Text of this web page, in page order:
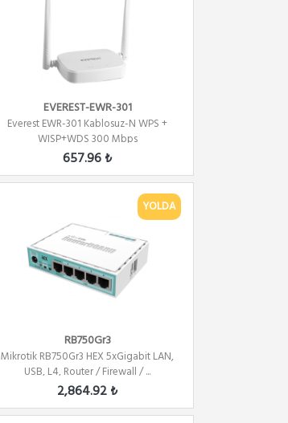
EVEREST-EWR-301
Everest EWR-301 Kablosuz-N WPS +
WISP+WDS 300 Mbps
Repeater+Access...
657.96 ₺
YOLDA
RB750Gr3
Mikrotik RB750Gr3 HEX 5xGigabit LAN,
USB, L4, Router / Firewall / ...
2,864.92 ₺